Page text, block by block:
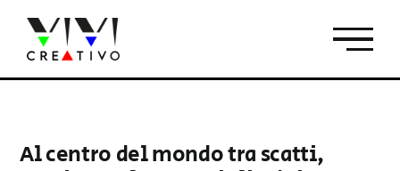
contenuto
Al centro del mondo tra scatti,